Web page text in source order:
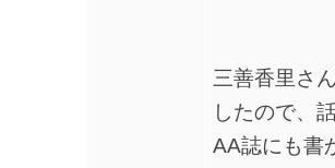
三善香里さ
したので、
AA誌にも書